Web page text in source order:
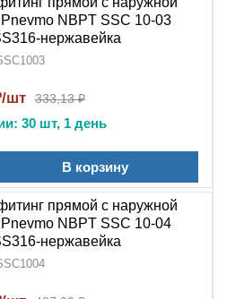
Pnevmo NBPT SSC 10-03
нержавейка
шт 333,13 ₽
30 шт, 1 день
В корзину
прямой с наружной
Pnevmo NBPT SSC 10-04
нержавейка